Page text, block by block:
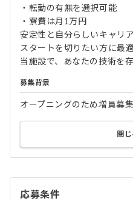
・転勤の有無を選択可能
・寮費は月1万円
安定性と自分らしいキャリ
スタートを切りたい方に最
当施設で、あなたの技術を
募集背景
オープニングのため増員募集
閉じ
応募条件